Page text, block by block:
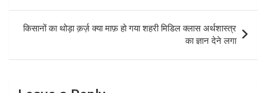
किसानों का थोड़ा क़र्ज़ क्या माफ़ हो गया शहरी मिडिल क्लास अर्थशास्त्र
का ज्ञान देने लगा